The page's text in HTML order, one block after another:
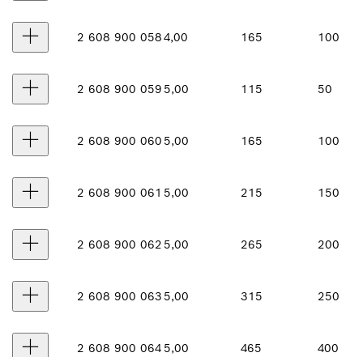
2 608 900 0584,00 165 100
2 608 900 059 5,00 115 50
2 608 900 060 5,00 165 100
2 608 900 061 5,00 215 150
2 608 900 062 5,00 265 200
2 608 900 063 5,00 315 250
2 608 900 064 5,00 465 400